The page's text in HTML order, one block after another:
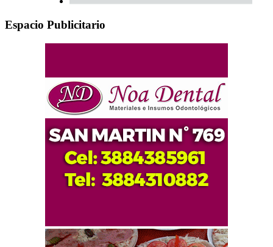
Espacio Publicitario